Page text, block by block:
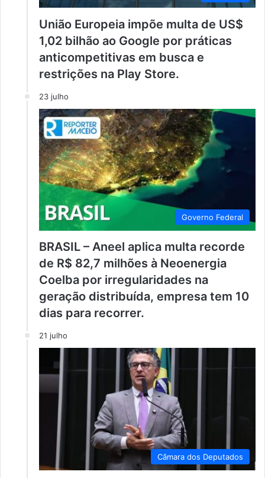
União Europeia impõe multa de US$
1,02 bilhão ao Google por práticas
anticompetitivas em busca e
restrições na Play Store.
23 julho
Governo Federal
BRASIL – Aneel aplica multa recorde
de R$ 82,7 milhões à Neoenergia
Coelba por irregularidades na
geração distribuída, empresa tem 10
dias para recorrer.
21 julho
Câmara dos Deputados